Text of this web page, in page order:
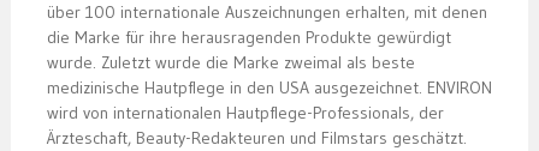
über 100 internationale Auszeichnungen erhalten, mit denen
die Marke für ihre herausragenden Produkte gewürdigt
wurde. Zuletzt wurde die Marke zweimal als beste
medizinische Hautpflege in den USA ausgezeichnet. ENVIRON
wird von internationalen Hautpflege-Professionals, der
Ärzteschaft, Beauty-Redakteuren und Filmstars geschätzt.